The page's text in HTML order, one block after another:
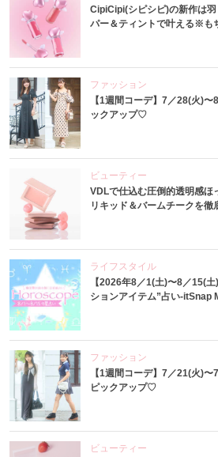
CipiCipi(シピシピ)の新作は
パー＆ティントで叶える※も
ファッション
【1週間コーデ】7／28(火)
ックアップ♡
ビューティー
VDLで仕込む圧倒的透明感
リキッド＆バームチークを徹
ライフスタイル
【2026年8／1(土)〜8／15(
ションアイテム”占い-itSnap
ファッション
【1週間コーデ】7／21(火)
ピックアップ♡
ビューティー